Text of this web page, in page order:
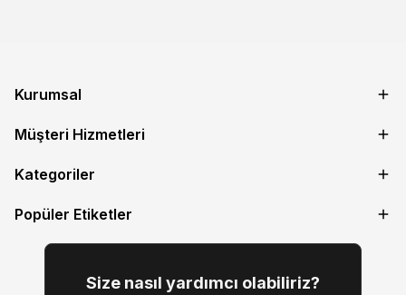
Kurumsal
Müşteri Hizmetleri
Kategoriler
Popüler Etiketler
Size nasıl yardımcı olabiliriz?